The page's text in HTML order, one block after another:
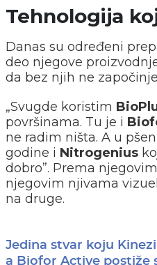
Tehnologija
Danas su određeni
deo njegove
da bez njih ne
„Svugde koristim
površinama. Tu je i
ne radim ništa. A u
godine i Nitrogenius
dobro”. Prema
njegovim njivama
na druge.
Jedina stvar koju
a Biofor Active postiže